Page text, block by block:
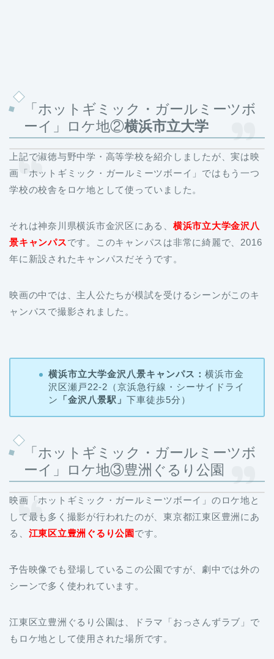
「ホットギミック・ガールミーツボ
ーイ」ロケ地②横浜市立大学
上記で淑徳与野中学・高等学校を紹介しましたが、実は映
画「ホットギミック・ガールミーツボーイ」ではもう一つ
学校の校舎をロケ地として使っていました。
それは神奈川県横浜市金沢区にある、 横浜市立大学金沢八
景キャンパスです。このキャンパスは非常に綺麗で、2016
年に新設されたキャンパスだそうです。
映画の中では、主人公たちが模試を受けるシーンがこのキ
ャンパスで撮影されました。
横浜市立大学金沢八景キャンパス： 横浜市金
沢区瀬戸22-2（京浜急行線・シーサイドライ
ン
「金沢八景駅」 下車徒歩5分）
「ホットギミック・ガールミーツボ
ーイ」ロケ地③豊洲ぐるり公園
映画「ホットギミック・ガールミーツボーイ」のロケ地と
して最も多く撮影が行われたのが、東京都江東区豊洲にあ
る、 江東区立豊洲ぐるり公園 です。
予告映像でも登場しているこの公園ですが、劇中では外の
シーンで多く使われています。
江東区立豊洲ぐるり公園は、ドラマ「おっさんずラブ」で
もロケ地として使用された場所です。